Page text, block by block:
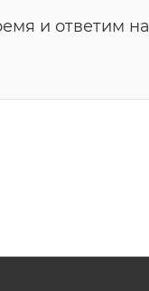
и ответим на